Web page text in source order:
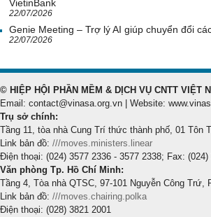
VietinBank
22/07/2026
Genie Meeting – Trợ lý AI giúp chuyển đổi
22/07/2026
© HIỆP HỘI PHẦN MỀM & DỊCH VỤ CNTT VIỆT
Email: contact@vinasa.org.vn | Website:
Trụ sở chính:
Tầng 11, tòa nhà Cung Trí thức thành phố, 01 Tôn
Link bản đồ: ///moves.ministers.linear
Điện thoại: (024) 3577 2336 - 3577 2338; Fax: (024)
Văn phòng Tp. Hồ Chí Minh:
Tầng 4, Tòa nhà QTSC, 97-101 Nguyễn Công Trứ,
Link bản đồ: ///moves.chairing.polka
Điện thoại: (028) 3821 2001